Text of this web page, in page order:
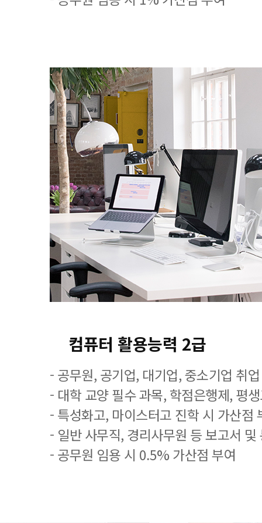
컴퓨터 활용능력 2급
- 공무원, 공기업, 대기업, 중소기업 취
- 대학 교양 필수 과목, 학점은행제, 평
- 특성화고, 마이스터고 진학 시 가산점
- 일반 사무직, 경리사무원 등 보고서 및
- 공무원 임용 시 0.5% 가산점 부여